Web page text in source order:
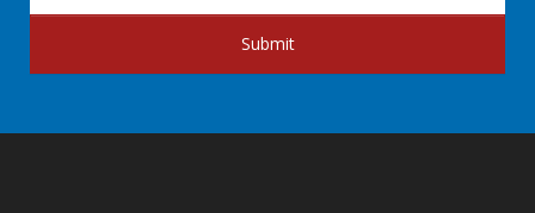
Submit